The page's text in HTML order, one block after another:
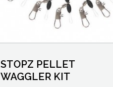
STOPZ PELLET
WAGGLER KIT